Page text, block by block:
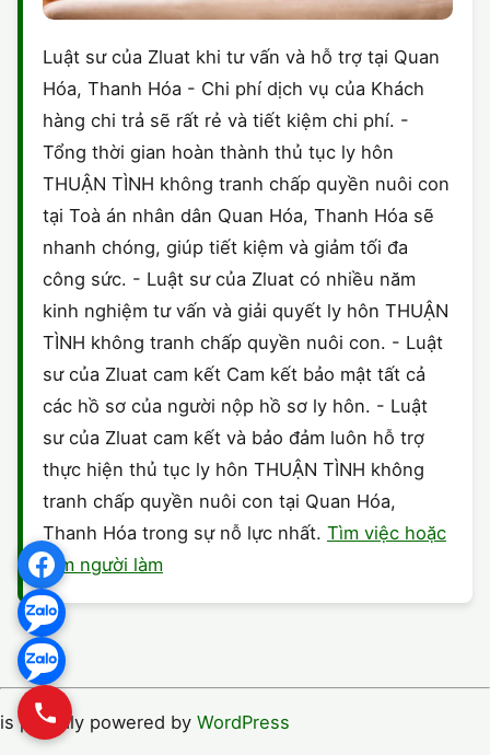
Luật sư của Zluat khi tư vấn và hỗ trợ tại Quan
Hóa, Thanh Hóa - Chi phí dịch vụ của Khách
hàng chi trả sẽ rất rẻ và tiết kiệm chi phí. -
Tổng thời gian hoàn thành thủ tục ly hôn
THUẬN TÌNH không tranh chấp quyền nuôi con
tại Toà án nhân dân Quan Hóa, Thanh Hóa sẽ
nhanh chóng, giúp tiết kiệm và giảm tối đa
công sức. - Luật sư của Zluat có nhiều năm
kinh nghiệm tư vấn và giải quyết ly hôn THUẬN
TÌNH không tranh chấp quyền nuôi con. - Luật
sư của Zluat cam kết Cam kết bảo mật tất cả
các hồ sơ của người nộp hồ sơ ly hôn. - Luật
sư của Zluat cam kết và bảo đảm luôn hỗ trợ
thực hiện thủ tục ly hôn THUẬN TÌNH không
tranh chấp quyền nuôi con tại Quan Hóa,
Thanh Hóa trong sự nỗ lực nhất. Tìm việc hoặc
Tìm người làm
is proudly powered by WordPress